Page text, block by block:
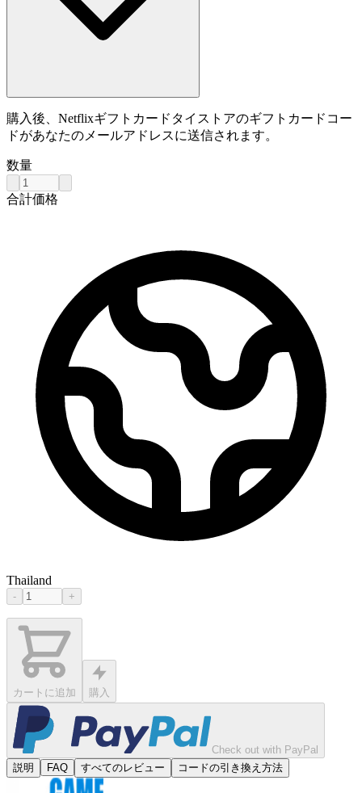
購入後、Netflixギフトカードタイストアのギフトカードコー
ドがあなたのメールアドレスに送信されます。
数量
合計価格
Thailand
- +
カートに追加 購入
Check out with PayPal
説明
FAQ すべてのレビュー コードの引き換え方法